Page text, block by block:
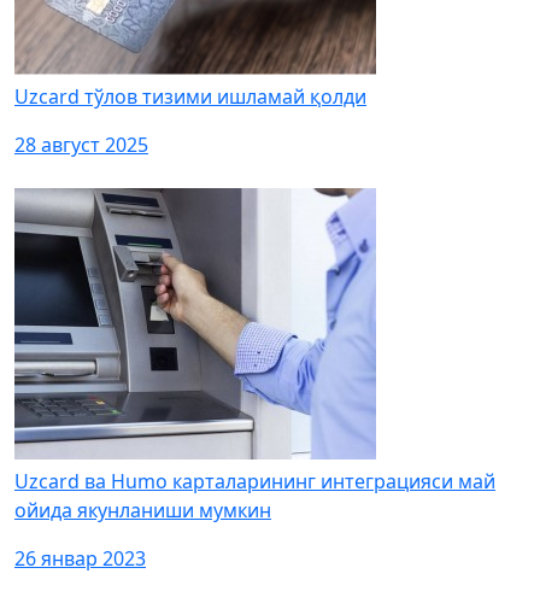
Uzcard тўлов тизими ишламай қолди
28 август 2025
Uzcard ва Humo карталарининг интеграцияси май
ойида якунланиши мумкин
26 январ 2023